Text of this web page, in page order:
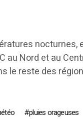
nocturnes,
au Nord et au
le reste des
pluies orageuses